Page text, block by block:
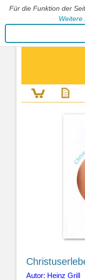
Für die Funktion der
Weitere
Stephan
Literatur zur
Autor: Heinz Grill